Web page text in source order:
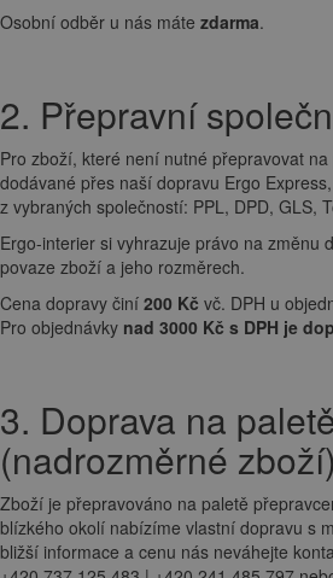
Osobní odběr u nás máte zdarma.
2. Přepravní
Pro zboží, které není nutné přepravovat
dodávané přes naší dopravu Ergo
z vybraných společností: PPL, DPD, GLS,
Ergo-interier si vyhrazuje právo na změnu
povaze zboží a jeho rozměrech.
Cena dopravy činí 200 Kč vč. DPH u
Pro objednávky nad 3000 Kč s DPH je
3. Doprava na
(nadrozměrné zboží)
Zboží je přepravováno na paletě
blízkého okolí nabízíme vlastní dopravu s
bližší informace a cenu nás neváhejte